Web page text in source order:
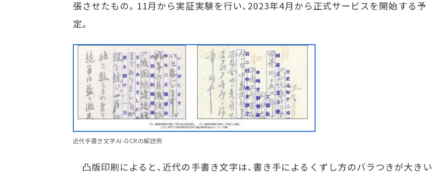
張させたもの。11月から実証実験を行い、2023年4月から正式サービスを開始する予
定。
近代手書き文字AI-OCRの解読例
凸版印刷によると、近代の手書き文字は、書き手によるくずし方のバラつきが大きい